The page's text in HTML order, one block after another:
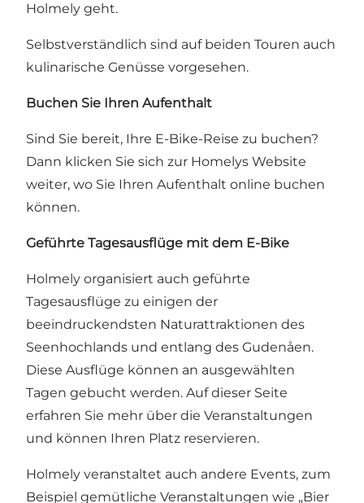
Holmely geht.
Selbstverständlich sind auf beiden Touren auch
kulinarische Genüsse vorgesehen.
Buchen Sie Ihren Aufenthalt
Sind Sie bereit, Ihre E-Bike-Reise zu buchen?
Dann klicken Sie sich zur Homelys Website
weiter, wo Sie Ihren Aufenthalt online buchen
können.
Geführte Tagesausflüge mit dem E-Bike
Holmely organisiert auch geführte
Tagesausflüge zu einigen der
beeindruckendsten Naturattraktionen des
Seenhochlands und entlang des Gudenåen.
Diese Ausflüge können an ausgewählten
Tagen gebucht werden. Auf dieser Seite
erfahren Sie mehr über die Veranstaltungen
und können Ihren Platz reservieren.
Holmely veranstaltet auch andere Events, zum
Beispiel gemütliche Veranstaltungen wie „Bier